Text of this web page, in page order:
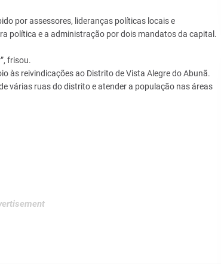
por assessores, lideranças políticas locais e
política e a administração por dois mandatos da capital.
frisou.
às reivindicações ao Distrito de Vista Alegre do Abunã.
várias ruas do distrito e atender a população nas áreas